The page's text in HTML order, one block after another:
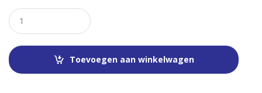
Q
u
a
t
i
Toevoegen aan winkelwagen